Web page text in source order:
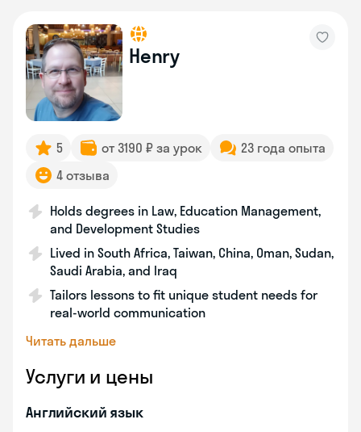
Henry
5 от 3190 ₽ за урок
23 года опыта
4 отзыва
Holds degrees in Law, Education Management,
and Development Studies
Lived in South Africa, Taiwan, China, Oman, Sudan,
Saudi Arabia, and Iraq
Tailors lessons to fit unique student needs for
real-world communication
Читать дальше
Услуги и цены
Английский язык